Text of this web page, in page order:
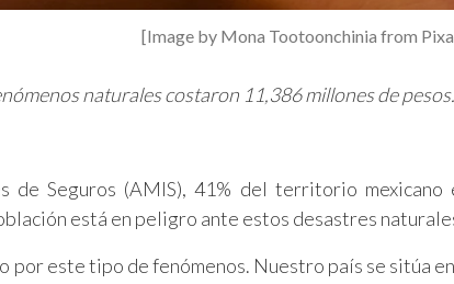
[Image by Mona Tootoonchinia from
naturales costaron 11,386 millones de pesos.
de Seguros (AMIS), 41% del territorio mexicano
está en peligro ante estos desastres
este tipo de fenómenos. Nuestro país se sitúa